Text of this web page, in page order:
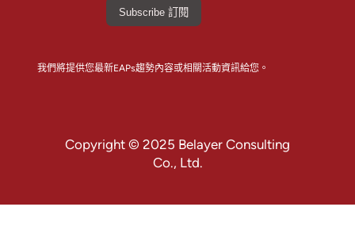
我們將提供您最新EAPs趨勢內容或相關活動資訊給您。
Copyright © 2025 Belayer Consulting
Co., Ltd.